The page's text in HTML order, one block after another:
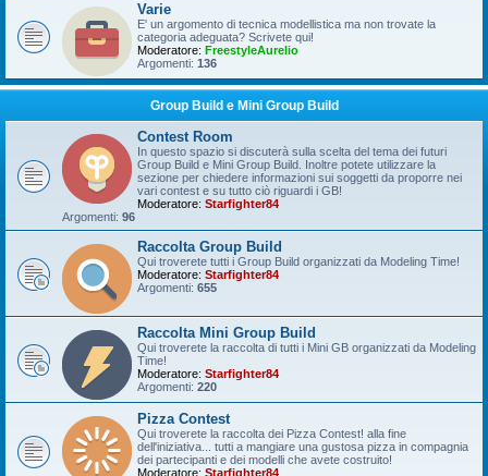
Varie
E' un argomento di tecnica modellistica ma non trovate la
categoria adeguata? Scrivete qui!
Moderatore: FreestyleAurelio
Argomenti: 136
Group Build e Mini Group Build
Contest Room
In questo spazio si discuterà sulla scelta del tema dei futuri
Group Build e Mini Group Build. Inoltre potete utilizzare la
sezione per chiedere informazioni sui soggetti da proporre nei
vari contest e su tutto ciò riguardi i GB!
Moderatore: Starfighter84
Argomenti: 96
Raccolta Group Build
Qui troverete tutti i Group Build organizzati da Modeling Time!
Moderatore: Starfighter84
Argomenti: 655
Raccolta Mini Group Build
Qui troverete la raccolta di tutti i Mini GB organizzati da Modeling
Time!
Moderatore: Starfighter84
Argomenti: 220
Pizza Contest
Qui troverete la raccolta dei Pizza Contest! alla fine
dell'iniziativa... tutti a mangiare una gustosa pizza in compagnia
dei partecipanti e dei modelli che avete costruito!
Moderatore: Starfighter84